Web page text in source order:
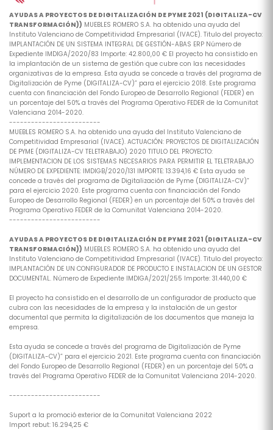
AYUDAS A PROYECTOS DE DIGITALIZACIÓN DE PYME 2021 (DIGITALIZA-CV
TRANSFORMACIÓN)) MUEBLES ROMERO S.A. ha obtenido una ayuda del
Instituto Valenciano de Competitividad Empresarial (IVACE). Titulo del proyecto:
IMPLANTACIÓN DE UN SISTEMA INTEGRAL DE GESTIÓN-ABAS ERP Número de
Expediente IMDIGA/2020/83 Importe: 42.800,00 € El proyecto ha consistido en
la implantación de un sistema de gestión que cubre con las necesidades
organizativas de la empresa. Esta ayuda se concede a través del programa de
Digitalización de Pyme (DIGITALIZA-CV)” para el ejercicio 2018. Este programa
cuenta con financiación del Fondo Europeo de Desarrollo Regional (FEDER) en
un porcentaje del 50% a través del Programa Operativo FEDER de la Comunitat
Valenciana 2014-2020.
-------------------------
MUEBLES ROMERO S.A. ha obtenido una ayuda del Instituto Valenciano de
Competitividad Empresarial (IVACE). ACTUACIÓN: PROYECTOS DE DIGITALIZACIÓN
DE PYME (DIGITALIZA-CV TELETRABAJO) 2020 TITULO DEL PROYECTO:
IMPLEMENTACION DE LOS SISTEMAS NECESARIOS PARA PERMITIR EL TELETRABAJO
NÚMERO DE EXPEDIENTE: IMDIGB/2020/131 IMPORTE: 13.394,16 € Esta ayuda se
concede a través del programa de Digitalización de Pyme (DIGITALIZA-CV)”
para el ejercicio 2020. Este programa cuenta con financiación del Fondo
Europeo de Desarrollo Regional (FEDER) en un porcentaje del 50% a través del
Programa Operativo FEDER de la Comunitat Valenciana 2014-2020.
-------------------------
AYUDAS A PROYECTOS DE DIGITALIZACIÓN DE PYME 2021 (DIGITALIZA-CV
TRANSFORMACIÓN)) MUEBLES ROMERO S.A. ha obtenido una ayuda del
Instituto Valenciano de Competitividad Empresarial (IVACE). Titulo del proyecto:
IMPLANTACIÓN DE UN CONFIGURADOR DE PRODUCTO E INSTALACION DE UN GESTOR
DOCUMENTAL. Número de Expediente IMDIGA/2021/255 Importe: 31.440,00 €
El proyecto ha consistido en el desarrollo de un configurador de producto que
cubra con las necesidades de la empresa y la instalación de un gestor
documental que permita la digitalización de los documentos que maneja la
empresa.
Esta ayuda se concede a través del programa de Digitalización de Pyme
(DIGITALIZA-CV)” para el ejercicio 2021. Este programa cuenta con financiación
del Fondo Europeo de Desarrollo Regional (FEDER) en un porcentaje del 50% a
través del Programa Operativo FEDER de la Comunitat Valenciana 2014-2020.
-------------------------
Suport a la promoció exterior de la Comunitat Valenciana 2022
Import rebut: 16.294,25 €